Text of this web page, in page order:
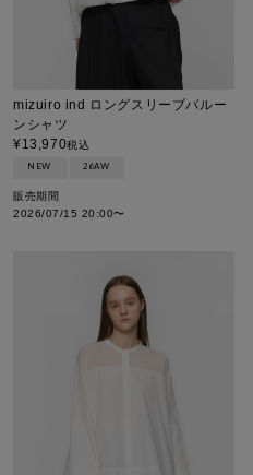
mizuiro ind ロングスリーブバルー
ンシャツ
¥13,970税込
NEW 26AW
販売期間
2026/07/15 20:00〜